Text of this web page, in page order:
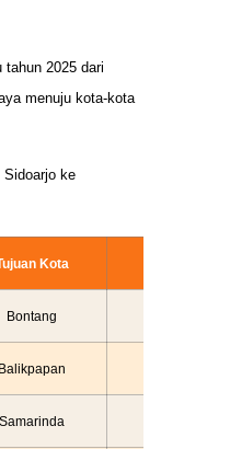
tahun 2025 dari
menuju kota-kota
Sidoarjo ke
Kota
Bontang
Balikpapan
Samarinda